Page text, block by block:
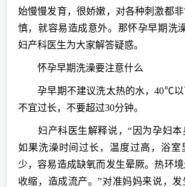
始慢慢发育，很娇嫩，对各种刺激都
慎，就容易造成意外。那怀孕早期洗
妇产科医生为大家解答疑惑。
怀孕早期洗澡要注意什么
孕早期不建议洗太热的水，40℃以
不宜过长，不要超过30分钟。
妇产科医生解释说，“因为孕妇本
如果洗澡时间过长，温度过高，浴室
少，容易造成缺氧而发生晕厥。热环
收缩，造成流产。”对准妈妈来说，